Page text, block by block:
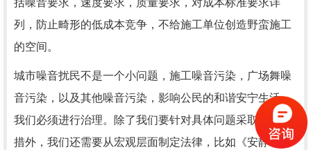
括噪音要求，速度要求，质量要求，对成本标准要求详
列，防止畸形的低成本竞争，不给施工单位创造野蛮施工
的空间。
城市噪音扰民不是一个小问题，施工噪音污染，广场舞噪
音污染，以及其他噪音污染，影响公民的和谐安宁生活，
我们必须进行治理。除了我们要针对具体问题采取具体举
措外，我们还需要从宏观层面制定法律，比如《安静